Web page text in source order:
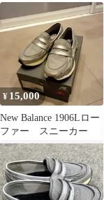
訳あり
¥ 15,000
New Balance 1906Lロー
ファー スニーカー